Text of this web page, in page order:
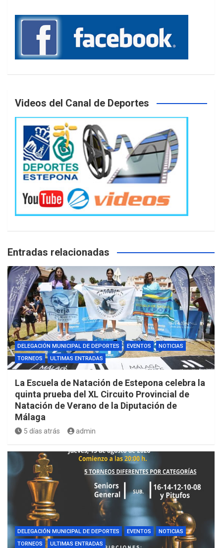
Videos del Canal de Deportes
Entradas relacionadas
DELEGACIÓN MUNICIPAL DE DEPORTES EVENTOS
NOTICIAS
TORNEOS
ULTIMAS ENTRADAS
La Escuela de Natación de Estepona celebra la
quinta prueba del XL Circuito Provincial de
Natación de Verano de la Diputación de
Málaga
5 días atrás admin
DELEGACIÓN MUNICIPAL DE DEPORTES EVENTOS
NOTICIAS
TORNEOS
ULTIMAS ENTRADAS